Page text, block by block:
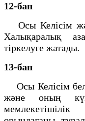
12-бап
Осы Келісім
Халықаралық
тіркелуге жатады.
13-бап
Осы Келісім
және оның